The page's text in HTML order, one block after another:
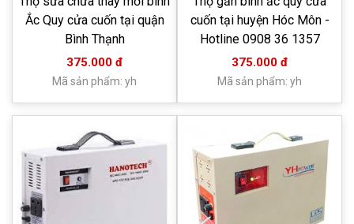
Ắc Quy cửa cuốn tại quận
Bình Thạnh
375.000 đ
Mã sản phẩm: yh
cuốn tại huyện Hóc Môn -
Hotline 0908 36 1357
375.000 đ
Mã sản phẩm: yh